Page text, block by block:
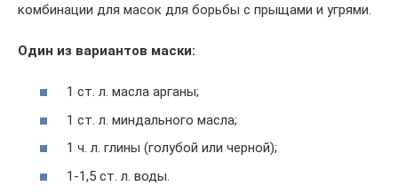
комбинации для масок для борьбы с прыщами и угрями.
Один из вариантов маски:
1 ст. л. масла арганы;
1 ст. л. миндального масла;
1 ч. л. глины (голубой или черной);
1-1,5 ст. л. воды.